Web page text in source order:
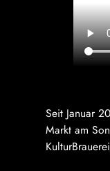
Seit Januar
Markt am